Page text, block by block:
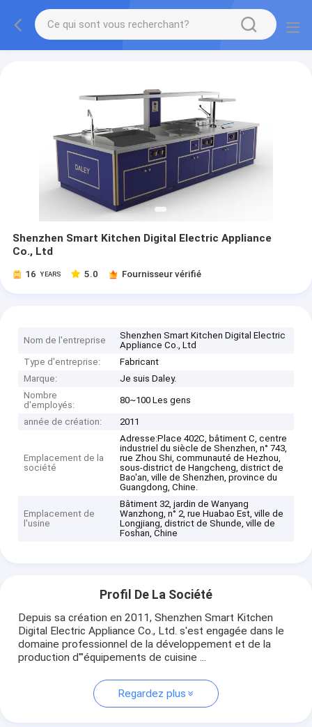
Shenzhen Smart Kitchen Digital Electric Appliance
Co., Ltd
16 YEARS 5.0 Fournisseur vérifié
Nom de l'entreprise
Shenzhen Smart Kitchen Digital Electric
Appliance Co., Ltd
Type d'entreprise:
Fabricant
Marque:
Je suis Daley.
Nombre
d'employés:
80~100 Les gens
année de création: 2011
Emplacement de la
société
Adresse:Place 402C, bâtiment C, centre
industriel du siècle de Shenzhen, n° 743,
rue Zhou Shi, communauté de Hezhou,
sous-district de Hangcheng, district de
Bao'an, ville de Shenzhen, province du
Guangdong, Chine.
Emplacement de
l'usine
Bâtiment 32, jardin de Wanyang
Wanzhong, n° 2, rue Huabao Est, ville de
Longjiang, district de Shunde, ville de
Foshan, Chine
Profil De La Société
Depuis sa création en 2011, Shenzhen Smart Kitchen
Digital Electric Appliance Co., Ltd. s'est engagée dans le
domaine professionnel de la développement et de la
production d'"équipements de cuisine ...
Regardez plus